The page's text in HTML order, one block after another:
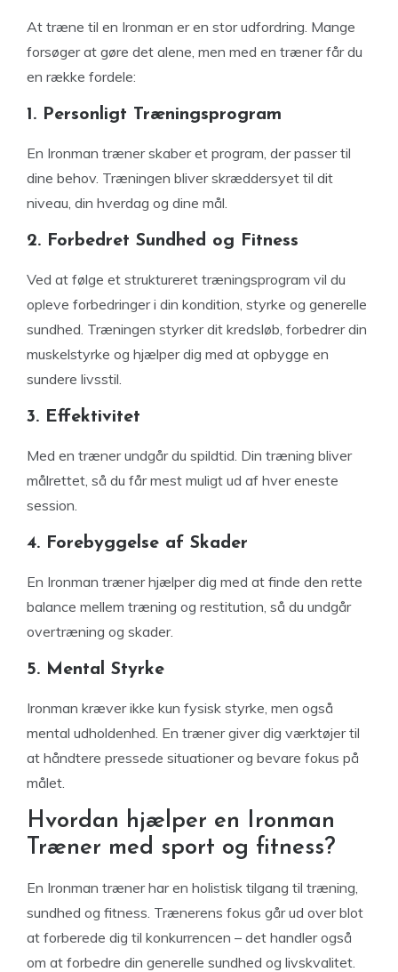
At træne til en Ironman er en stor udfordring. Mange
forsøger at gøre det alene, men med en træner får du
en række fordele:
1. Personligt Træningsprogram
En Ironman træner skaber et program, der passer til
dine behov. Træningen bliver skræddersyet til dit
niveau, din hverdag og dine mål.
2. Forbedret Sundhed og Fitness
Ved at følge et struktureret træningsprogram vil du
opleve forbedringer i din kondition, styrke og generelle
sundhed. Træningen styrker dit kredsløb, forbedrer din
muskelstyrke og hjælper dig med at opbygge en
sundere livsstil.
3. Effektivitet
Med en træner undgår du spildtid. Din træning bliver
målrettet, så du får mest muligt ud af hver eneste
session.
4. Forebyggelse af Skader
En Ironman træner hjælper dig med at finde den rette
balance mellem træning og restitution, så du undgår
overtræning og skader.
5. Mental Styrke
Ironman kræver ikke kun fysisk styrke, men også
mental udholdenhed. En træner giver dig værktøjer til
at håndtere pressede situationer og bevare fokus på
målet.
Hvordan hjælper en Ironman
Træner med sport og fitness?
En Ironman træner har en holistisk tilgang til træning,
sundhed og fitness. Trænerens fokus går ud over blot
at forberede dig til konkurrencen – det handler også
om at forbedre din generelle sundhed og livskvalitet.